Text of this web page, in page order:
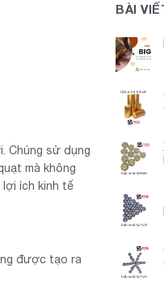
Chúng sử dụng
mà không
lợi ích kinh tế
được tạo ra
BÀI